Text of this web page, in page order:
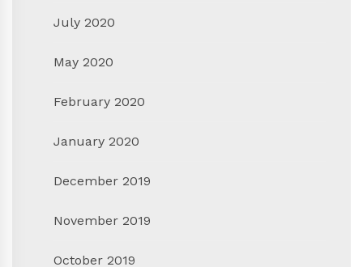
July 2020
May 2020
February 2020
January 2020
December 2019
November 2019
October 2019